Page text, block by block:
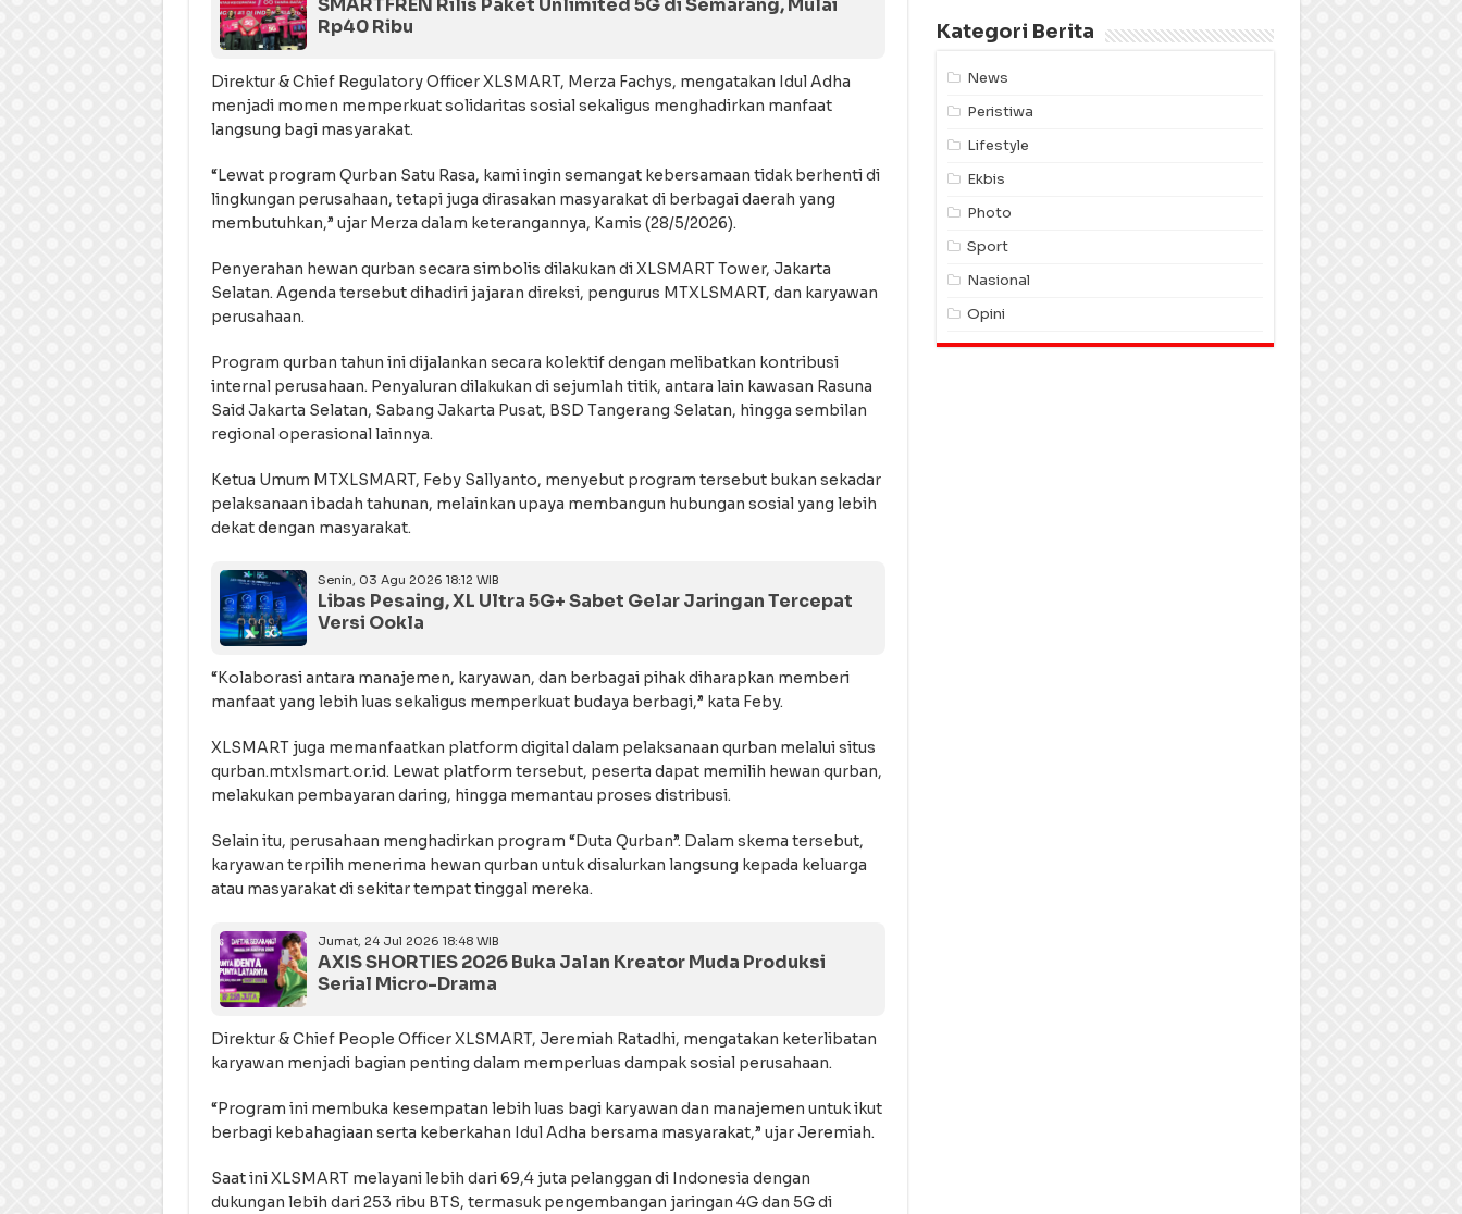
SMARTFREN Rilis Paket Unlimited 5G di Semarang, Mulai
Rp40 Ribu
Direktur & Chief Regulatory Officer XLSMART, Merza Fachys, mengatakan Idul Adha
menjadi momen memperkuat solidaritas sosial sekaligus menghadirkan manfaat
langsung bagi masyarakat.
“Lewat program Qurban Satu Rasa, kami ingin semangat kebersamaan tidak berhenti di
lingkungan perusahaan, tetapi juga dirasakan masyarakat di berbagai daerah yang
membutuhkan,” ujar Merza dalam keterangannya, Kamis (28/5/2026).
Penyerahan hewan qurban secara simbolis dilakukan di XLSMART Tower, Jakarta
Selatan. Agenda tersebut dihadiri jajaran direksi, pengurus MTXLSMART, dan karyawan
perusahaan.
Program qurban tahun ini dijalankan secara kolektif dengan melibatkan kontribusi
internal perusahaan. Penyaluran dilakukan di sejumlah titik, antara lain kawasan Rasuna
Said Jakarta Selatan, Sabang Jakarta Pusat, BSD Tangerang Selatan, hingga sembilan
regional operasional lainnya.
Ketua Umum MTXLSMART, Feby Sallyanto, menyebut program tersebut bukan sekadar
pelaksanaan ibadah tahunan, melainkan upaya membangun hubungan sosial yang lebih
dekat dengan masyarakat.
Senin, 03 Agu 2026 18:12 WIB
Libas Pesaing, XL Ultra 5G+ Sabet Gelar Jaringan Tercepat
Versi Ookla
“Kolaborasi antara manajemen, karyawan, dan berbagai pihak diharapkan memberi
manfaat yang lebih luas sekaligus memperkuat budaya berbagi,” kata Feby.
XLSMART juga memanfaatkan platform digital dalam pelaksanaan qurban melalui situs
qurban.mtxlsmart.or.id. Lewat platform tersebut, peserta dapat memilih hewan qurban,
melakukan pembayaran daring, hingga memantau proses distribusi.
Selain itu, perusahaan menghadirkan program “Duta Qurban”. Dalam skema tersebut,
karyawan terpilih menerima hewan qurban untuk disalurkan langsung kepada keluarga
atau masyarakat di sekitar tempat tinggal mereka.
Jumat, 24 Jul 2026 18:48 WIB
AXIS SHORTIES 2026 Buka Jalan Kreator Muda Produksi
Serial Micro-Drama
Direktur & Chief People Officer XLSMART, Jeremiah Ratadhi, mengatakan keterlibatan
karyawan menjadi bagian penting dalam memperluas dampak sosial perusahaan.
“Program ini membuka kesempatan lebih luas bagi karyawan dan manajemen untuk ikut
berbagi kebahagiaan serta keberkahan Idul Adha bersama masyarakat,” ujar Jeremiah.
Saat ini XLSMART melayani lebih dari 69,4 juta pelanggan di Indonesia dengan
dukungan lebih dari 253 ribu BTS, termasuk pengembangan jaringan 4G dan 5G di
Kategori Berita
News
Peristiwa
Lifestyle
Ekbis
Photo
Sport
Nasional
Opini